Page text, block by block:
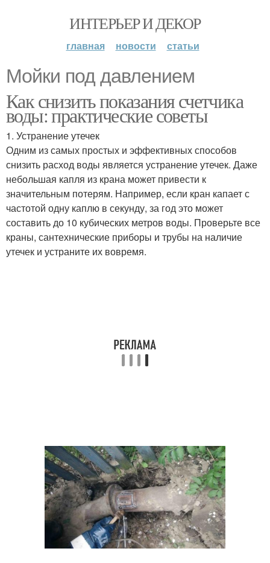
ИНТЕРЬЕР И ДЕКОР
главная новости статьи
Мойки под давлением
Как снизить показания счетчика
воды: практические советы
1. Устранение утечек
Одним из самых простых и эффективных способов
снизить расход воды является устранение утечек. Даже
небольшая капля из крана может привести к
значительным потерям. Например, если кран капает с
частотой одну каплю в секунду, за год это может
составить до 10 кубических метров воды. Проверьте все
краны, сантехнические приборы и трубы на наличие
утечек и устраните их вовремя.